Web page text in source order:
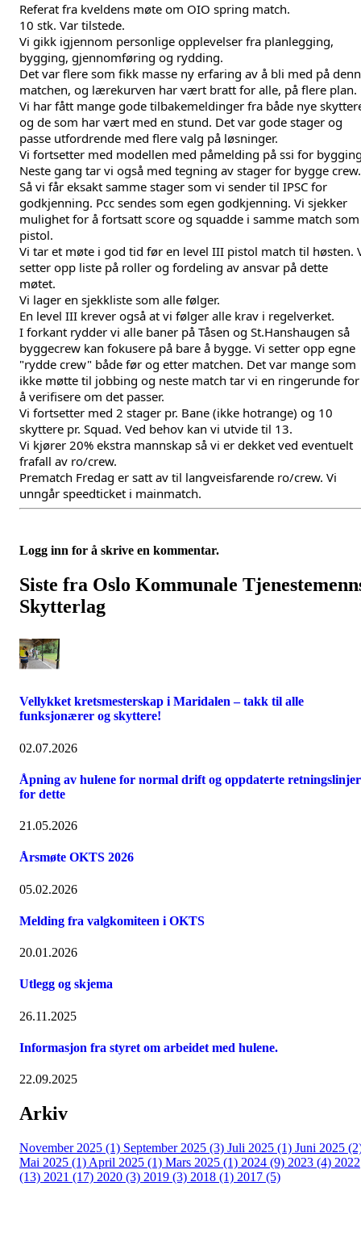
Referat fra kveldens møte om OIO spring match.
10 stk. Var tilstede.
Vi gikk igjennom personlige opplevelser fra planlegging,
bygging, gjennomføring og rydding.
Det var flere som fikk masse ny erfaring av å bli med på
matchen, og lærekurven har vært bratt for alle, på flere plan.
Vi har fått mange gode tilbakemeldinger fra både nye
og de som har vært med en stund. Det var gode stager og
passe utfordrende med flere valg på løsninger.
Vi fortsetter med modellen med påmelding på ssi for
Neste gang tar vi også med tegning av stager for bygge crew.
Så vi får eksakt samme stager som vi sender til IPSC for
godkjenning. Pcc sendes som egen godkjenning. Vi sjekker
mulighet for å fortsatt score og squadde i samme match som
pistol.
Vi tar et møte i god tid før en level III pistol match til høsten.
setter opp liste på roller og fordeling av ansvar på dette
møtet.
Vi lager en sjekkliste som alle følger.
En level III krever også at vi følger alle krav i regelverket.
I forkant rydder vi alle baner på Tåsen og St.Hanshaugen så
byggecrew kan fokusere på bare å bygge. Vi setter opp egne
"rydde crew" både før og etter matchen. Det var mange som
ikke møtte til jobbing og neste match tar vi en ringerunde for
å verifisere om det passer.
Vi fortsetter med 2 stager pr. Bane (ikke hotrange) og 10
skyttere pr. Squad. Ved behov kan vi utvide til 13.
Vi kjører 20% ekstra mannskap så vi er dekket ved eventuelt
frafall av ro/crew.
Prematch Fredag er satt av til langveisfarende ro/crew. Vi
unngår speedticket i mainmatch.
Logg inn for å skrive en kommentar.
Siste fra Oslo Kommunale
Skytterlag
Vellykket kretsmesterskap i Maridalen – takk til alle
funksjonærer og skyttere!
02.07.2026
Åpning av hulene for normal drift og oppdaterte retningslinjer
for dette
21.05.2026
Årsmøte OKTS 2026
05.02.2026
Melding fra valgkomiteen i OKTS
20.01.2026
Utlegg og skjema
26.11.2025
Informasjon fra styret om arbeidet med hulene.
22.09.2025
Arkiv
November 2025 (1) September 2025 (3) Juli 2025 (1) Juni 2025
Mai 2025 (1) April 2025 (1) Mars 2025 (1) 2024 (9) 2023 (4) 2022
(13) 2021 (17) 2020 (3) 2019 (3) 2018 (1) 2017 (5)